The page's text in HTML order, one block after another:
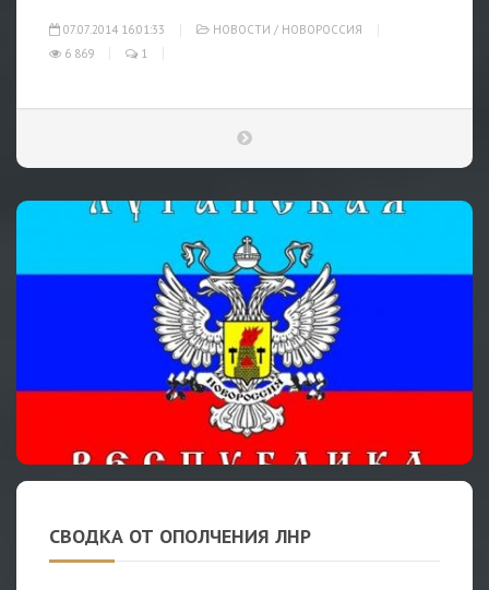
07.07.2014 16:01:33 НОВОСТИ / НОВОРОССИЯ
6 869
1
СВОДКА ОТ ОПОЛЧЕНИЯ ЛНР